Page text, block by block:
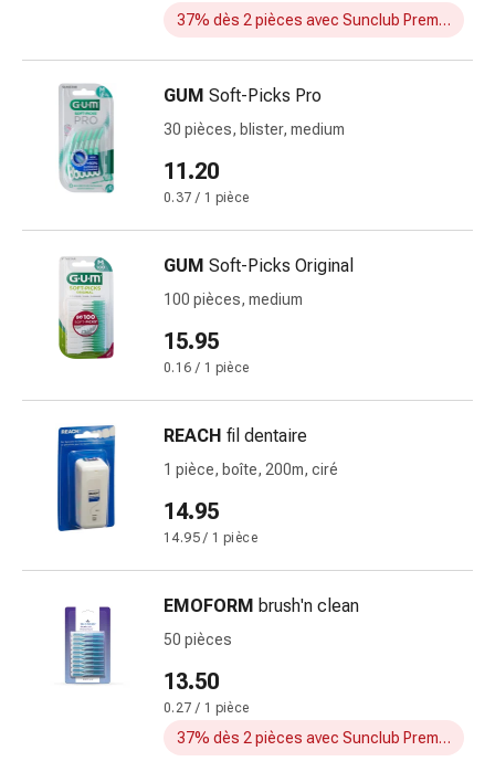
oculaire
circulation
et
vaisseaux
sanguins
Cœur
de
compression
contention
Circulation
fumer
Troubles
cardiaques
et
nerveux
mémoire
37% dès 2 pièces avec Sunclub Premium
GUM Soft-Picks Pro
30 pièces, blister, medium
11.20
0.37 / 1 pièce
GUM Soft-Picks Original
100 pièces, medium
15.95
0.16 / 1 pièce
REACH fil dentaire
1 pièce, boîte, 200m, ciré
14.95
14.95 / 1 pièce
EMOFORM brush'n clean
50 pièces
13.50
0.27 / 1 pièce
37% dès 2 pièces avec Sunclub Premium